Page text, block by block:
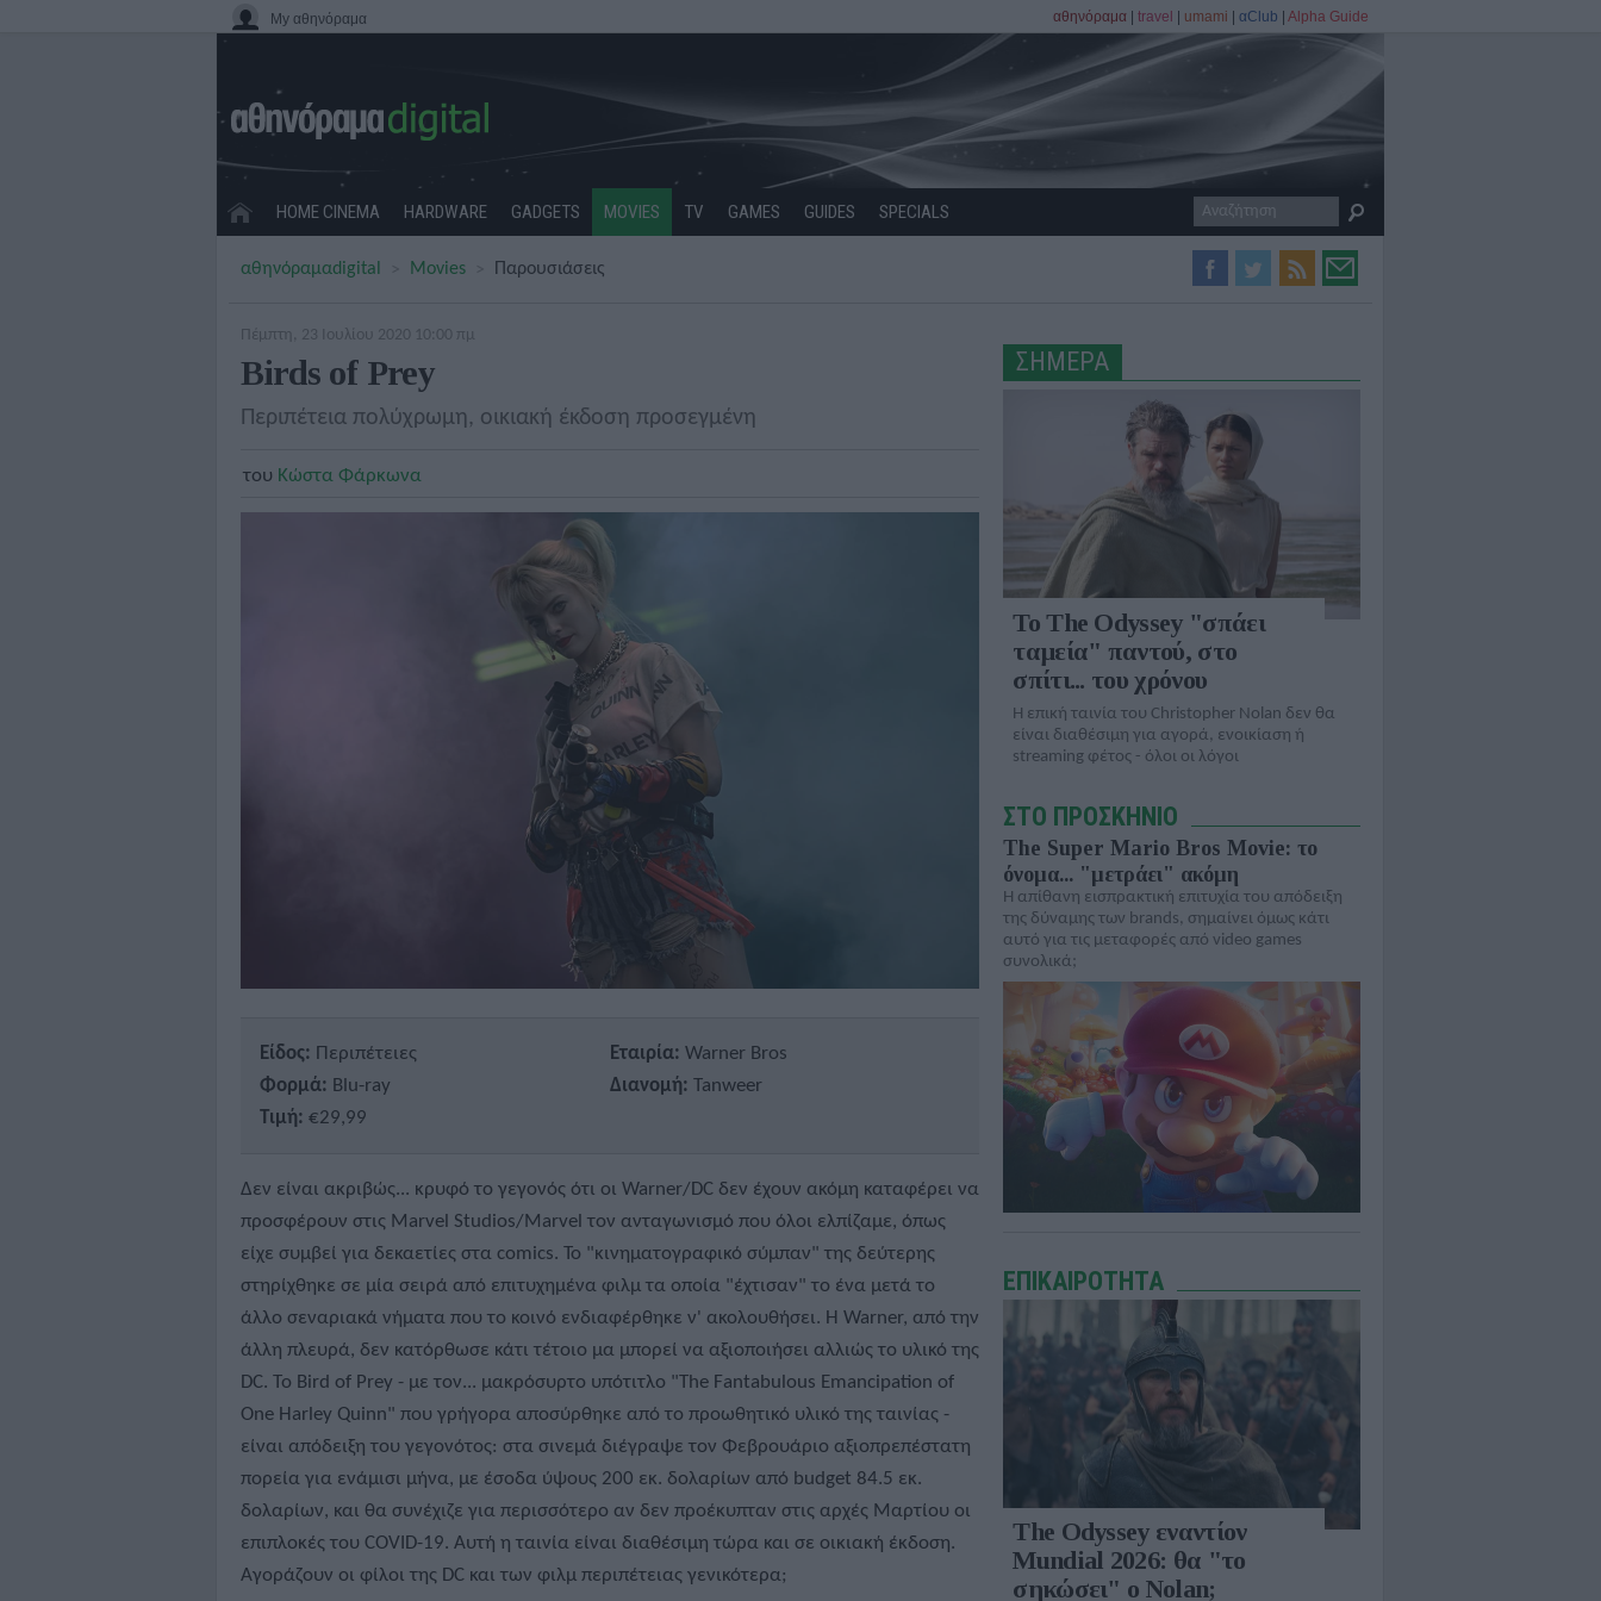
My αθηνόραμα αθηνόραμα travel umami αClub Alpha Guide
HOME CINEMA HARDWARE GADGETS MOVIES TV GAMES GUIDES SPECIALS
αθηνόραμαdigital Movies Παρουσιάσεις
Πέμπτη, 23 Ιουλίου 2020 10:00 πμ
Birds of Prey
Περιπέτεια πολύχρωμη, οικιακή έκδοση προσεγμένη
του Κώστα Φάρκωνα
Είδος: Περιπέτειες
Φορμά: Blu-ray
Τιμή: €29,99
Εταιρία: Warner Bros
Διανομή: Tanweer
Δεν είναι ακριβώς... κρυφό το γεγονός ότι οι Warner/DC δεν έχουν ακόμη καταφέρει να
προσφέρουν στις Marvel Studios/Marvel τον ανταγωνισμό που όλοι ελπίζαμε, όπως
είχε συμβεί για δεκαετίες στα comics. To "κινηματογραφικό σύμπαν" της δεύτερης
στηρίχθηκε σε μία σειρά από επιτυχημένα φιλμ τα οποία "έχτισαν" το ένα μετά το
άλλο σεναριακά νήματα που το κοινό ενδιαφέρθηκε ν' ακολουθήσει. Η Warner, από την
άλλη πλευρά, δεν κατόρθωσε κάτι τέτοιο μα μπορεί να αξιοποιήσει αλλιώς το υλικό της
DC. Το Bird of Prey - με τον... μακρόσυρτο υπότιτλο "Τhe Fantabulous Emancipation of
One Harley Quinn" που γρήγορα αποσύρθηκε από το προωθητικό υλικό της ταινίας -
είναι απόδειξη του γεγονότος: στα σινεμά διέγραψε τον Φεβρουάριο αξιοπρεπέστατη
πορεία για ενάμισι μήνα, με έσοδα ύψους 200 εκ. δολαρίων από budget 84.5 εκ.
δολαρίων, και θα συνέχιζε για περισσότερο αν δεν προέκυπταν στις αρχές Μαρτίου οι
επιπλοκές του COVID-19. Αυτή η ταινία είναι διαθέσιμη τώρα και σε οικιακή έκδοση.
Αγοράζουν οι φίλοι της DC και των φιλμ περιπέτειας γενικότερα;
ΣΗΜΕΡΑ
To The Odyssey "σπάει
ταμεία" παντού, στο
σπίτι... του χρόνου
Η επική ταινία του Christopher Nolan δεν θα
είναι διαθέσιμη για αγορά, ενοικίαση ή
streaming φέτος - όλοι οι λόγοι
ΣΤΟ ΠΡΟΣΚΗΝΙΟ
The Super Mario Bros Movie: το
όνομα... "μετράει" ακόμη
Η απίθανη εισπρακτική επιτυχία του απόδειξη
της δύναμης των brands, σημαίνει όμως κάτι
αυτό για τις μεταφορές από video games
συνολικά;
ΕΠΙΚΑΙΡΟΤΗΤΑ
The Odyssey εναντίον
Mundial 2026: θα "το
σηκώσει" ο Nolan;